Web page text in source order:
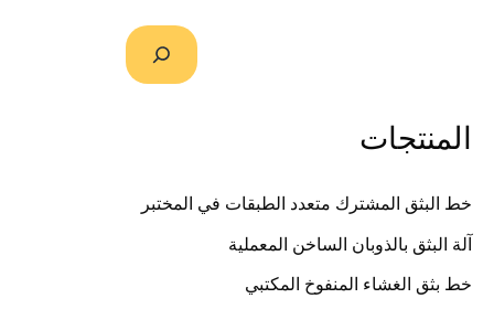
المنتجات
خط البثق المشترك متعدد الطبقات في المختبر
آلة البثق بالذوبان الساخن المعملية
خط بثق الغشاء المنفوخ المكتبي